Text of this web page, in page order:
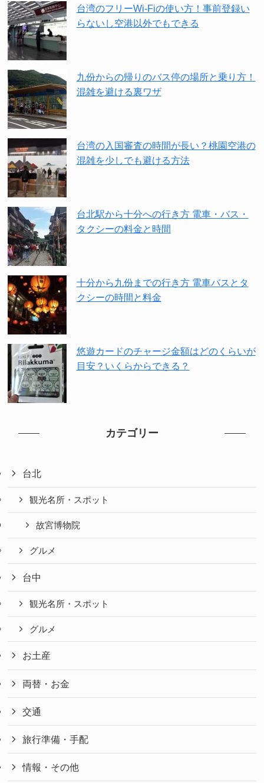
台湾のフリーWi-Fiの使い方！事前登録い
らないし空港以外でもできる
九份からの帰りのバス停の場所と乗り方！
混雑を避ける裏ワザ
台湾の入国審査の時間が長い？桃園空港の
混雑を少しでも避ける方法
台北駅から十分への行き方 電車・バス・
タクシーの料金と時間
十分から九份までの行き方 電車バスとタ
クシーの時間と料金
悠遊カードのチャージ金額はどのくらいが
目安？いくらからできる？
カテゴリー
台北
観光名所・スポット
故宮博物院
グルメ
台中
観光名所・スポット
グルメ
お土産
両替・お金
交通
旅行準備・手配
情報・その他